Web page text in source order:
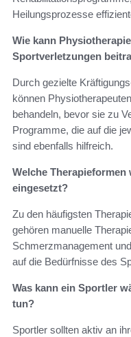
Heilungsprozesse
Wie kann
Sportverletzungen
Durch gezielte
können
behandeln, bevor sie zu
Programme, die auf die
sind ebenfalls hilfreich.
Welche
eingesetzt?
Zu den häufigsten
gehören manuelle
Schmerzmanagement
auf die Bedürfnisse des
Was kann ein Sportler
tun?
Sportler sollten aktiv an